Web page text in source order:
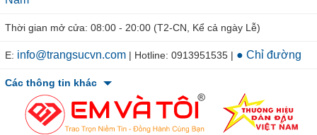
Thời gian mở cửa: 08:00 - 20:00 (T2-CN, Kể cả ngày Lễ)
E: info@trangsucvn.com | Hotline: 0913951535 | ● Chỉ đường
Các thông tin khác